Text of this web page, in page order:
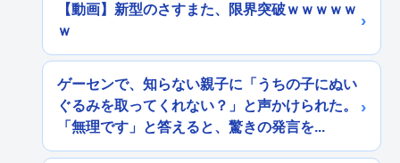
【動画】新型のさすまた、限界突破ｗｗｗｗｗ
ｗ
ゲーセンで、知らない親子に「うちの子にぬい
ぐるみを取ってくれない？」と声かけられた。
「無理です」と答えると、驚きの発言を...